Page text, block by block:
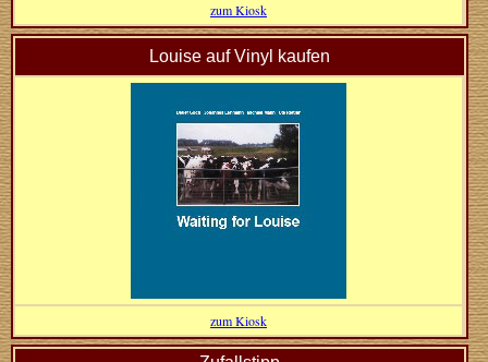
zum Kiosk
Louise auf Vinyl kaufen
zum Kiosk